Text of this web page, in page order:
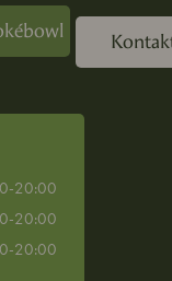
20:00
20:00
20:00